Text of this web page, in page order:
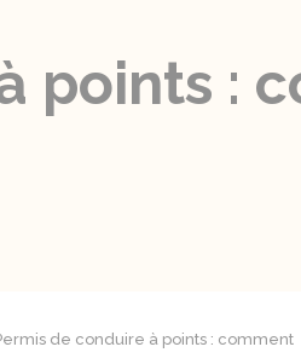
points :
de conduire à points : comment